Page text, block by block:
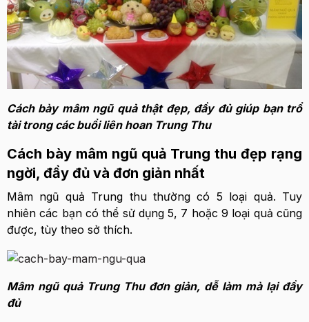
Cách bày mâm ngũ quả thật đẹp, đầy đủ giúp bạn trổ
tài trong các buổi liên hoan Trung Thu
Cách bày mâm ngũ quả Trung thu đẹp rạng
ngời, đầy đủ và đơn giản nhất
Mâm ngũ quả Trung thu thường có 5 loại quả. Tuy
nhiên các bạn có thể sử dụng 5, 7 hoặc 9 loại quả cũng
được, tùy theo sở thích.
Mâm ngũ quả Trung Thu đơn giản, dễ làm mà lại đầy
đủ